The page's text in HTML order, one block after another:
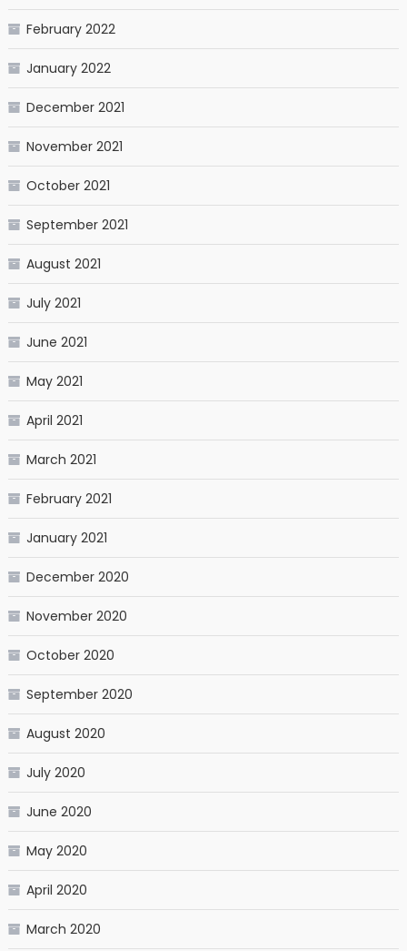
February 2022
January 2022
December 2021
November 2021
October 2021
September 2021
August 2021
July 2021
June 2021
May 2021
April 2021
March 2021
February 2021
January 2021
December 2020
November 2020
October 2020
September 2020
August 2020
July 2020
June 2020
May 2020
April 2020
March 2020